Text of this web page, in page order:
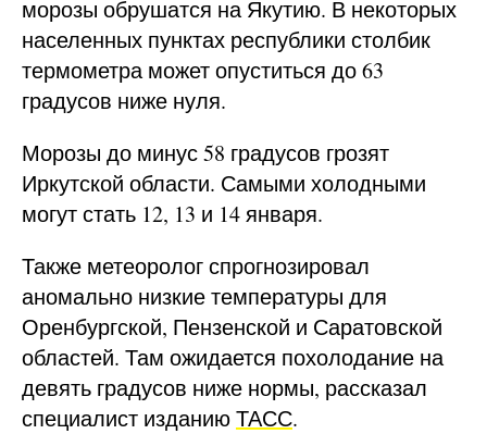
морозы обрушатся на Якутию. В некоторых
населенных пунктах республики столбик
термометра может опуститься до 63
градусов ниже нуля.
Морозы до минус 58 градусов грозят
Иркутской области. Самыми холодными
могут стать 12, 13 и 14 января.
Также метеоролог спрогнозировал
аномально низкие температуры для
Оренбургской, Пензенской и Саратовской
областей. Там ожидается похолодание на
девять градусов ниже нормы, рассказал
специалист изданиюТАСС.